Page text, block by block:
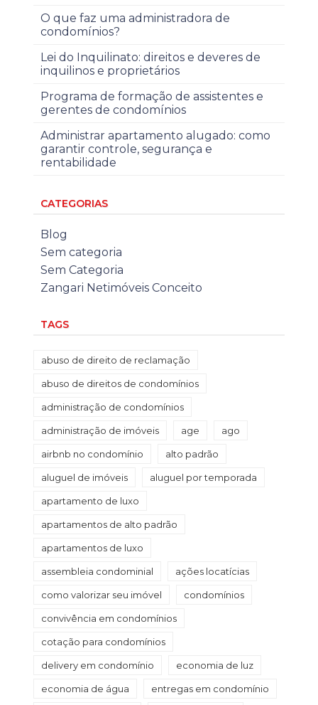
O que faz uma administradora de
condomínios?
Lei do Inquilinato: direitos e deveres de
inquilinos e proprietários
Programa de formação de assistentes e
gerentes de condomínios
Administrar apartamento alugado: como
garantir controle, segurança e
rentabilidade
CATEGORIAS
Blog
Sem categoria
Sem Categoria
Zangari Netimóveis Conceito
TAGS
abuso de direito de reclamação
abuso de direitos de condomínios
administração de condomínios
administração de imóveis age ago
airbnb no condomínio alto padrão
aluguel de imóveis aluguel por temporada
apartamento de luxo
apartamentos de alto padrão
apartamentos de luxo
assembleia condominial ações locatícias
como valorizar seu imóvel condomínios
convivência em condomínios
cotação para condomínios
delivery em condomínio economia de luz
economia de água entregas em condomínio